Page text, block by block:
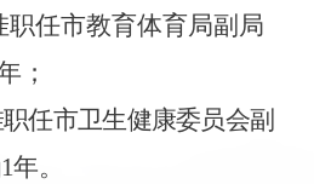
职任市教育体育局副局
；
任市卫生健康委员会副
1年。